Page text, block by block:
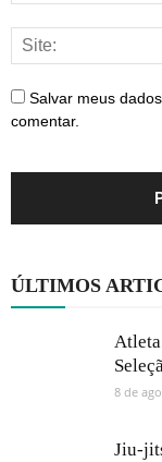
Salvar meus
comentar.
ÚLTIMOS
8 de
Jiu-